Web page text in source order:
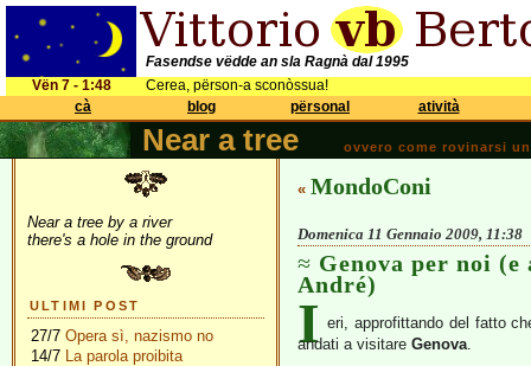
Fasendse vëdde an sla Ragnà dal 1995
Vën 7 - 1:48
Cerea, përson-a sconòssua!
cà
blog përsonal atività
Near a tree ovvero come rovinarsi
Near a tree by a river
there's a hole in the ground
ULTIMI POST
27/7 Opera sì, nazismo no
14/7 La parola proibita
« MondoConi
Domenica 11 Gennaio 2009, 11:38
Genova per noi (e
André)
I eri, approfittando del fatto
andati a visitare Genova.